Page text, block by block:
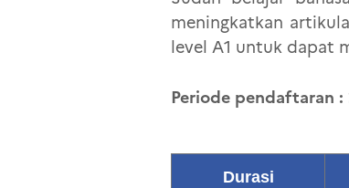
meningkatkan
level A1 untuk dapat
Periode pendaftaran :
Durasi